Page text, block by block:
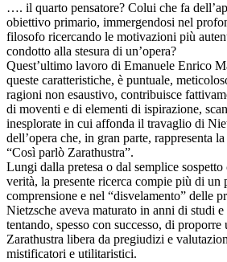
…. il quarto pensatore? Colui che fa
obiettivo primario, immergendosi nel
filosofo ricercando le motivazioni più
condotto alla stesura di un’opera?
Quest’ultimo lavoro di Emanuele Enrico
queste caratteristiche, è puntuale,
ragioni non esaustivo, contribuisce
di moventi e di elementi di ispirazione,
inesplorate in cui affonda il travaglio di
dell’opera che, in gran parte, rappresenta
“Così parlò Zarathustra”.
Lungi dalla pretesa o dal semplice
verità, la presente ricerca compie più di un
comprensione e nel “disvelamento” delle
Nietzsche aveva maturato in anni di studi
tentando, spesso con successo, di
Zarathustra libera da pregiudizi e
mistificatori e utilitaristici.